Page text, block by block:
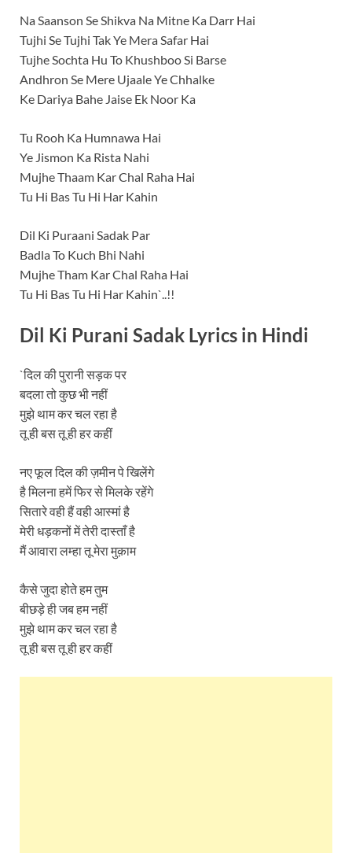
Na Saanson Se Shikva Na Mitne Ka Darr Hai
Tujhi Se Tujhi Tak Ye Mera Safar Hai
Tujhe Sochta Hu To Khushboo Si Barse
Andhron Se Mere Ujaale Ye Chhalke
Ke Dariya Bahe Jaise Ek Noor Ka
Tu Rooh Ka Humnawa Hai
Ye Jismon Ka Rista Nahi
Mujhe Thaam Kar Chal Raha Hai
Tu Hi Bas Tu Hi Har Kahin
Dil Ki Puraani Sadak Par
Badla To Kuch Bhi Nahi
Mujhe Tham Kar Chal Raha Hai
Tu Hi Bas Tu Hi Har Kahin`..!!
Dil Ki Purani Sadak Lyrics in Hindi
`दिल की पुरानी सड़क पर
बदला तो कुछ भी नहीं
मुझे थाम कर चल रहा है
तू ही बस तू ही हर कहीं
नए फूल दिल की ज़मीन पे खिलेंगे
है मिलना हमें फिर से मिलके रहेंगे
सितारे वही हैं वही आस्मां है
मेरी धड़कनों में तेरी दास्ताँ है
मैं आवारा लम्हा तू मेरा मुक़ाम
कैसे जुदा होते हम तुम
बीछड़े ही जब हम नहीं
मुझे थाम कर चल रहा है
तू ही बस तू ही हर कहीं